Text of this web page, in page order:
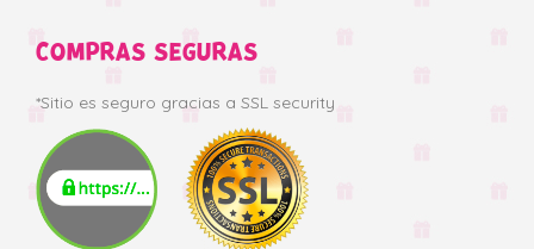
COMPRAS SEGURAS
*Sitio es seguro gracias a SSL security